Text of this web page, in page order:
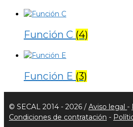
Función C (4)
Función E (3)
© SECAL 2014 - 2026 / Aviso legal -
Condiciones de contratación -